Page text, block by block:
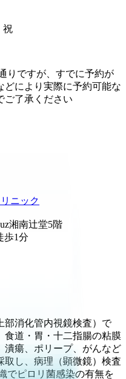
祝
りですが、すでに予約が
どにより実際に予約可能な
ご了承ください
ニック
湘南辻堂5階
歩1分
部消化管内視鏡検査）で
食道・胃・十二指腸の粘膜
潰瘍、ポリープ、がんなど
取し、病理（顕微鏡）検査
でピロリ菌感染の有無を